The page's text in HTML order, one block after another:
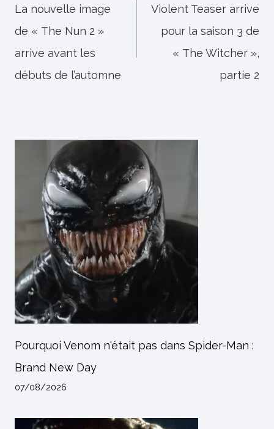
de
l’article
La nouvelle image
de « The Nun 2 »
arrive avant les
débuts de l’automne
Violent Teaser arrive
pour la saison 3 de
« The Witcher »,
partie 2
Pourquoi Venom n'était pas dans Spider-Man :
Brand New Day
07/08/2026